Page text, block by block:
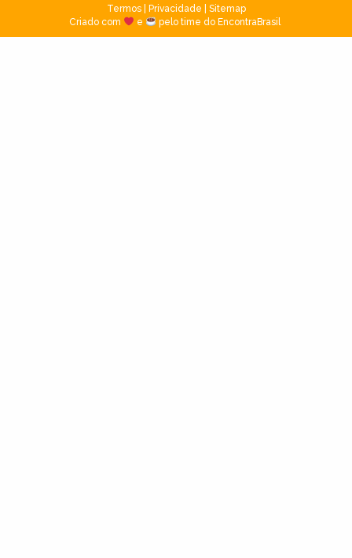
Termos| Privacidade
Sitemap
Criado com
e pelo time do EncontraBrasil